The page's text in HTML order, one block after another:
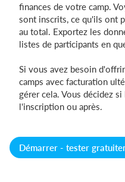
finances de votre camp.
sont inscrits, ce qu'ils ont
au total. Exportez les
listes de participants en
Si vous avez besoin
camps avec facturation
gérer cela. Vous décidez
l'inscription ou après.
Démarrer - tester